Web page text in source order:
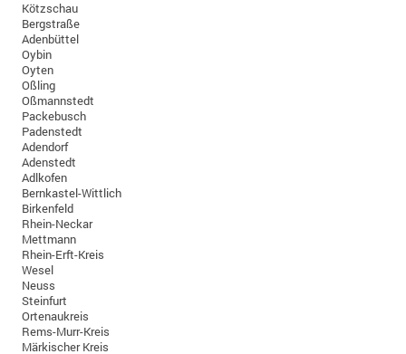
Kötzschau
Bergstraße
Adenbüttel
Oybin
Oyten
Oßling
Oßmannstedt
Packebusch
Padenstedt
Adendorf
Adenstedt
Adlkofen
Bernkastel-Wittlich
Birkenfeld
Rhein-Neckar
Mettmann
Rhein-Erft-Kreis
Wesel
Neuss
Steinfurt
Ortenaukreis
Rems-Murr-Kreis
Märkischer Kreis